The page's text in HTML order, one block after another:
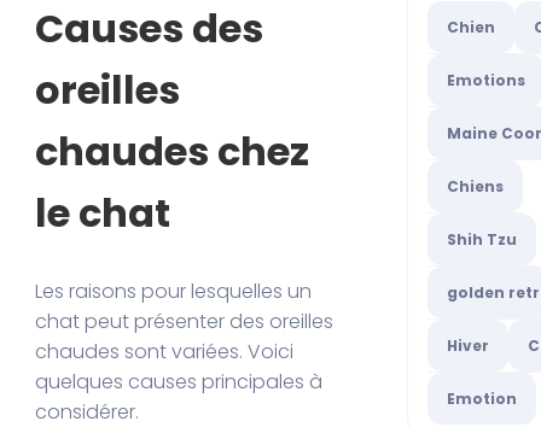
Causes des
oreilles
chaudes chez
le chat
Les raisons pour lesquelles un
chat peut présenter des oreilles
chaudes sont variées. Voici
quelques causes principales à
considérer.
Chien
Emotions
Maine
Chiens
Shih Tzu
golden
Hiver
Emotion